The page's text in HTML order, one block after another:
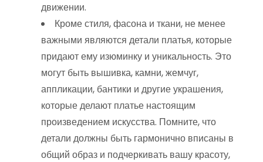
движении.
Кроме стиля, фасона и ткани, не менее
важными являются детали платья, которые
придают ему изюминку и уникальность. Это
могут быть вышивка, камни, жемчуг,
аппликации, бантики и другие украшения,
которые делают платье настоящим
произведением искусства. Помните, что
детали должны быть гармонично вписаны в
общий образ и подчеркивать вашу красоту,